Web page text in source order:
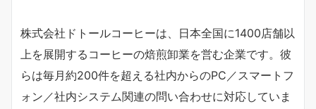
株式会社ドトールコーヒーは、日本全国に1400店舗以
上を展開するコーヒーの焙煎卸業を営む企業です。彼
らは毎月約200件を超える社内からのPC／スマートフ
ォン／社内システム関連の問い合わせに対応していま